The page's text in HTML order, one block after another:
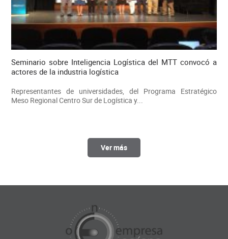
Seminario sobre Inteligencia Logística del MTT convocó a
actores de la industria logística
Representantes de universidades, del Programa Estratégico
Meso Regional Centro Sur de Logística y...
Ver más